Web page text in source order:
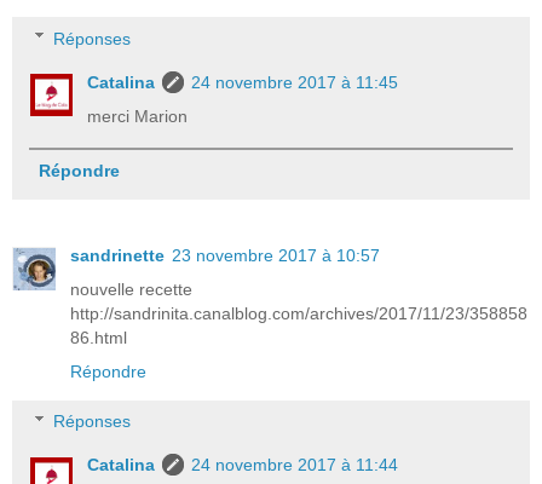
Réponses
Catalina
24 novembre 2017 à 11:45
merci Marion
Répondre
sandrinette 23 novembre 2017 à 10:57
nouvelle recette
http://sandrinita.canalblog.com/archives/2017/11/23/358858
86.html
Répondre
Réponses
Catalina 24 novembre 2017 à 11:44